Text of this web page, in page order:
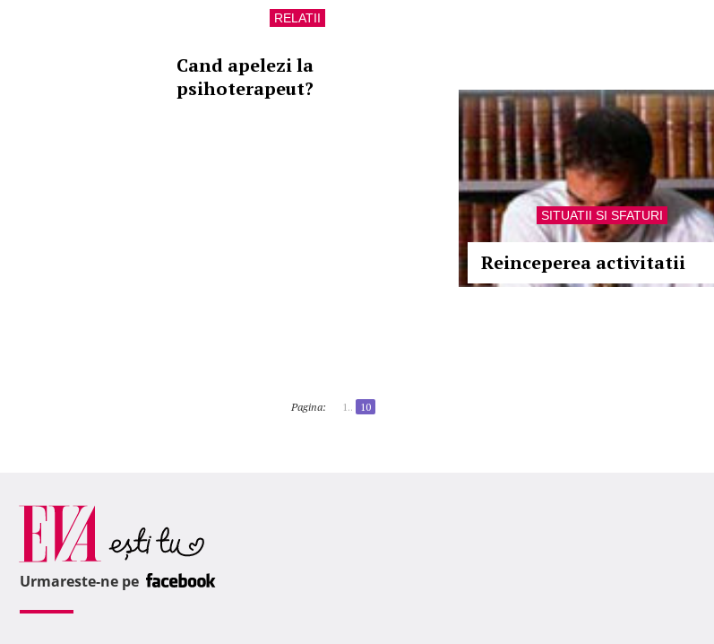
RELATII
Cand apelezi la
psihoterapeut?
SITUATII SI SFATURI
Reinceperea activitatii
Pagina: 1.. 10
Urmareste-ne pe